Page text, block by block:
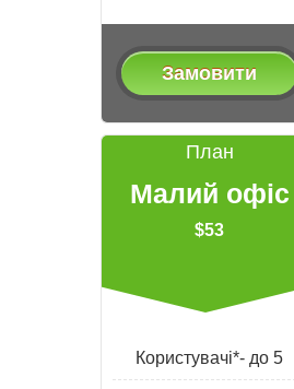
Замовити
План
Малий офіс
$53
Користувачі*- до 5